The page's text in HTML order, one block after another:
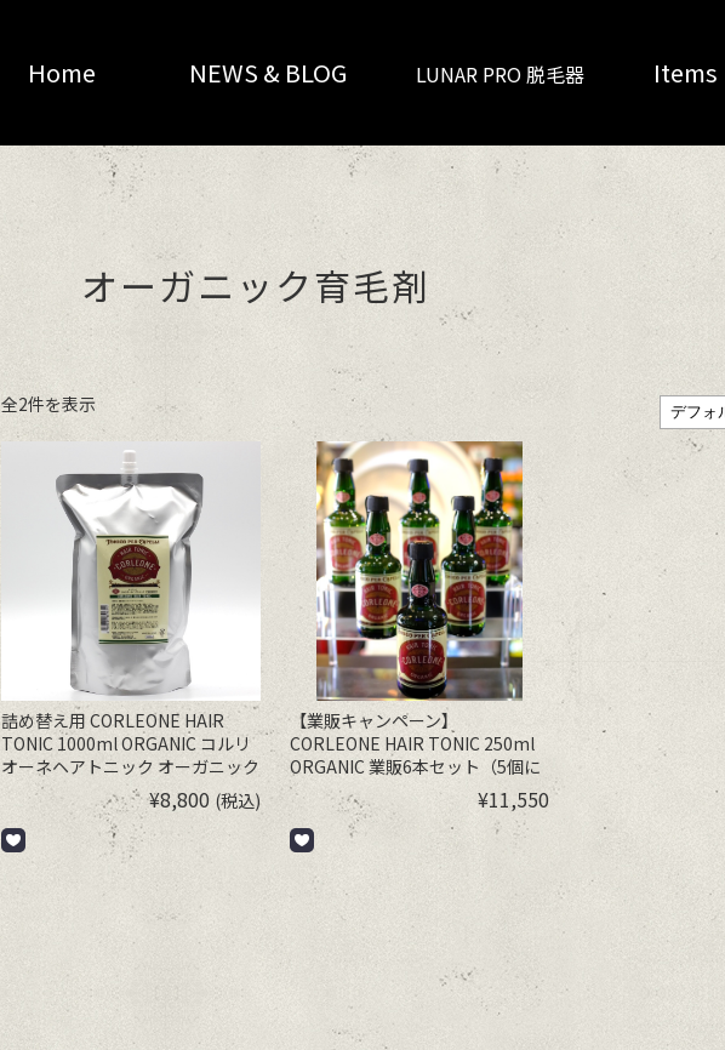
Home NEWS & BLOG LUNAR PRO 脱毛器 Items
オーガニック育毛剤
全2件を表示
詰め替え用 CORLEONE HAIR
TONIC 1000ml ORGANIC コルリ
オーネヘアトニック オーガニック
¥8,800 (税込)
【業販キャンペーン】
CORLEONE HAIR TONIC 250ml
ORGANIC 業販6本セット（5個に
1個プレゼント） CORLEONE
HAIR TONIC 250ml ORGANIC コ
ルリオーネヘアトニック オーガニ
ック
¥11,550